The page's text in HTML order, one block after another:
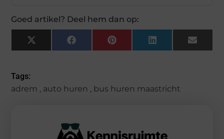
Goed artikel? Deel hem dan op:
X
(Twitter)
FacebookPinterestLinkedIn Email
Tags:
adrem , auto huren , bus huren maastricht